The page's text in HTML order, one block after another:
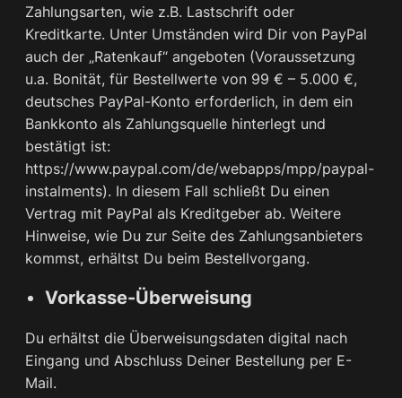
Zahlungsarten, wie z.B. Lastschrift oder
Kreditkarte. Unter Umständen wird Dir von PayPal
auch der „Ratenkauf“ angeboten (Voraussetzung
u.a. Bonität, für Bestellwerte von 99 € – 5.000 €,
deutsches PayPal-Konto erforderlich, in dem ein
Bankkonto als Zahlungsquelle hinterlegt und
bestätigt ist:
https://www.paypal.com/de/webapps/mpp/paypal-
instalments). In diesem Fall schließt Du einen
Vertrag mit PayPal als Kreditgeber ab. Weitere
Hinweise, wie Du zur Seite des Zahlungsanbieters
kommst, erhältst Du beim Bestellvorgang.
Vorkasse-Überweisung
Du erhältst die Überweisungsdaten digital nach
Eingang und Abschluss Deiner Bestellung per E-
Mail.